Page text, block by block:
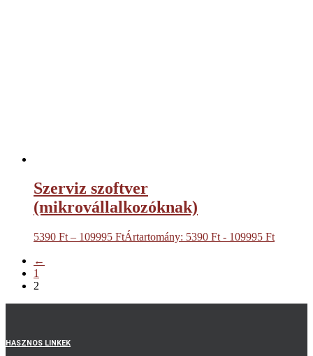
Szerviz szoftver
(mikrovállalkozóknak)
5390 Ft – 109995 FtÁrtartomány: 5390 Ft - 109995 Ft
←
1
2
HASZNOS LINKEK